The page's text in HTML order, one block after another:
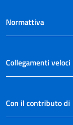
Normattiva
Collegamenti veloci
Con il contributo di